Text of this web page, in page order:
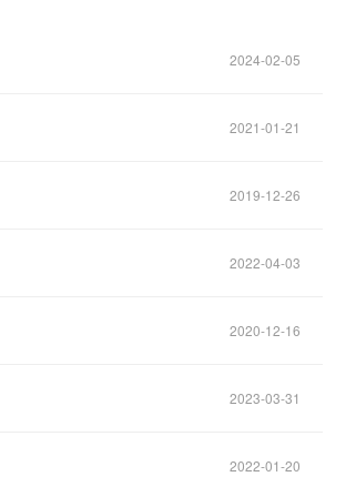
2024-02-05
2021-01-21
2019-12-26
2022-04-03
2020-12-16
2023-03-31
2022-01-20